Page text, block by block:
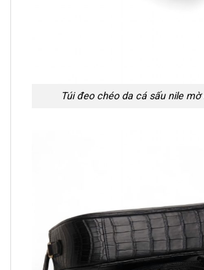
Túi đeo chéo da cá sấu nile mờ